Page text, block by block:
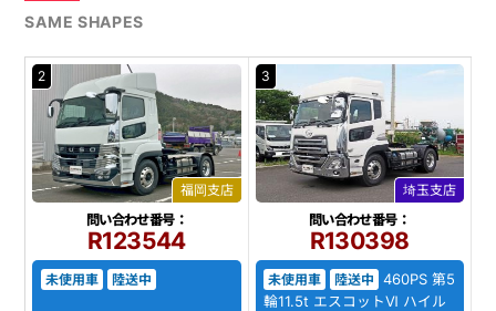
SAME SHAPES
2
福岡支店
問い合わせ番号：
R123544
未使用車 陸送中
3
埼玉支店
問い合わせ番号：
R130398
未使用車 陸送中 460PS 第5
輪11.5t エスコットⅥ ハイル